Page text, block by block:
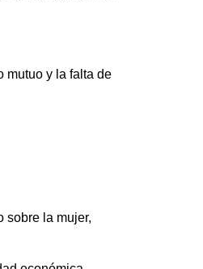
mutuo y la falta de
sobre la mujer,